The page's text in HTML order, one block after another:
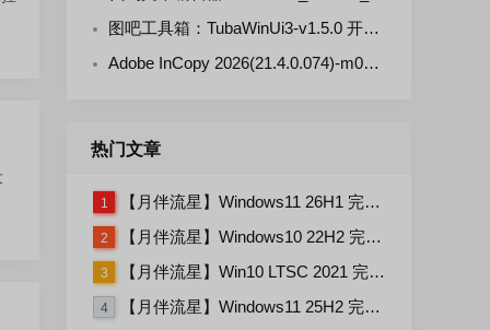
图吧工具箱：TubaWinUi3-v1.5.0 开源免费版
Adobe InCopy 2026(21.4.0.074)-m0nkrus 多语言版
热门文章
1 【月伴流星】Windows11 26H1 完整+适量精简多合一安装版2026.07
2 【月伴流星】Windows10 22H2 完整+适量精简多合一安装版2026.06
3 【月伴流星】Win10 LTSC 2021 完整+适量精简多合一安装版2026.03
4 【月伴流星】Windows11 25H2 完整+适量精简多合一安装版2026.06